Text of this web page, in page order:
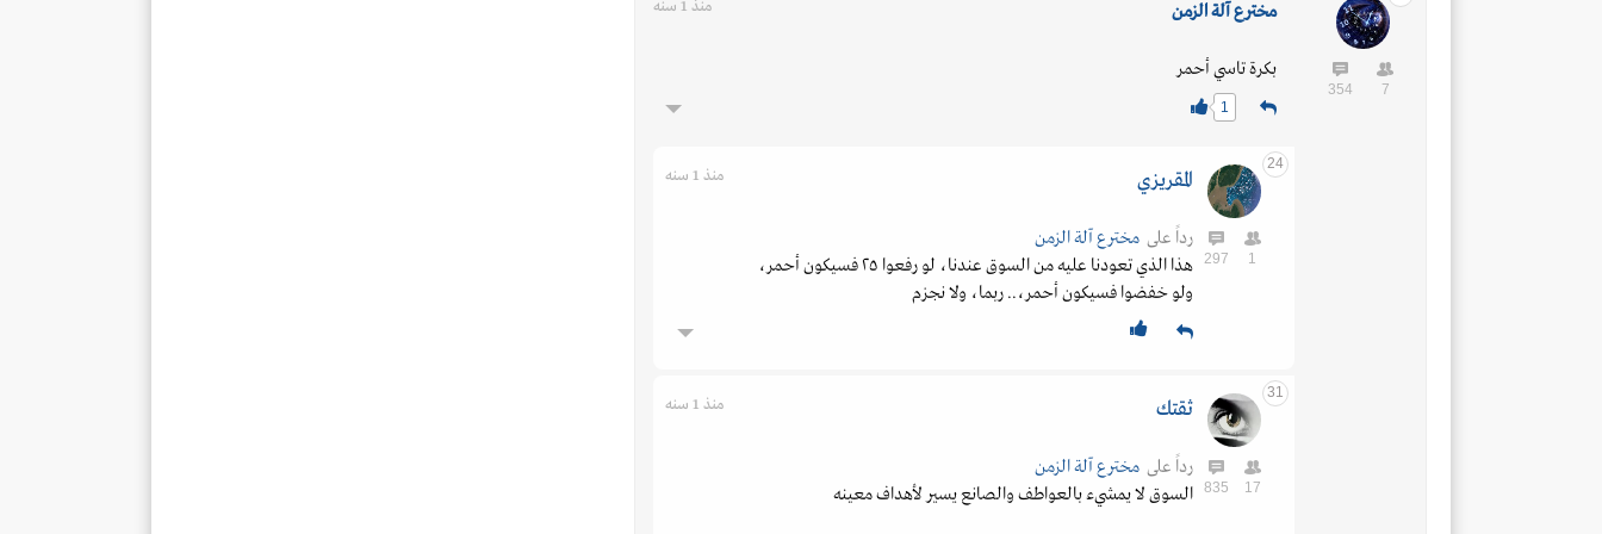
7
354
مخترع آلة الزمن منذ 1 سنه
بكرة تاسي أحمر
1
24
1
297
المقريزي منذ 1 سنه
رداً علىمخترع آلة الزمن
هذا الذي تعودنا عليه من السوق عندنا، لو رفعوا ٢٥ فسيكون أحمر،
ولو خفضوا فسيكون أحمر،.. ربما، ولا نجزم
31
17
835
ثقتك منذ 1 سنه
رداً علىمخترع آلة الزمن
السوق لا يمشيء بالعواطف والصانع يسير لأهداف معينه